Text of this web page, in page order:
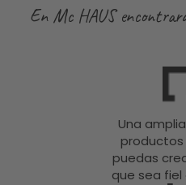
En Mc HAUS
Una
puedas
que sea fiel